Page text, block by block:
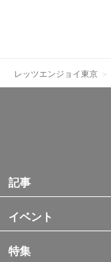
レッツエンジョイ東京
記事
イベント
特集